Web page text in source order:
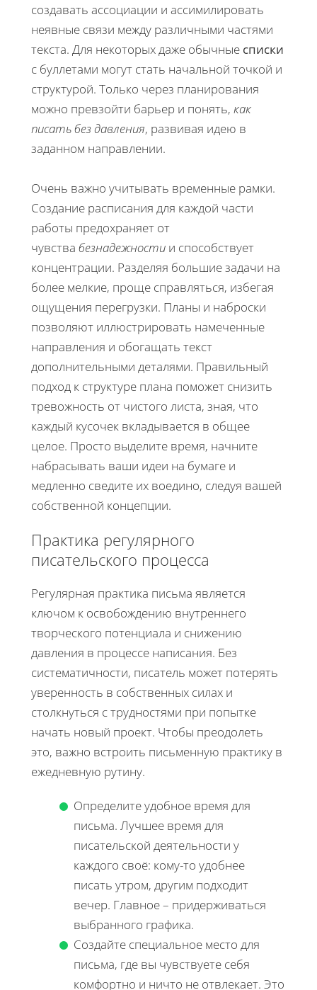
создавать ассоциации и ассимилировать
неявные связи между различными частями
текста. Для некоторых даже обычные списки
с буллетами могут стать начальной точкой и
структурой. Только через планирования
можно превзойти барьер и понять, как
писать без давления, развивая идею в
заданном направлении.
Очень важно учитывать временные рамки.
Создание расписания для каждой части
работы предохраняет от
чувства безнадежности и способствует
концентрации. Разделяя большие задачи на
более мелкие, проще справляться, избегая
ощущения перегрузки. Планы и наброски
позволяют иллюстрировать намеченные
направления и обогащать текст
дополнительными деталями. Правильный
подход к структуре плана поможет снизить
тревожность от чистого листа, зная, что
каждый кусочек вкладывается в общее
целое. Просто выделите время, начните
набрасывать ваши идеи на бумаге и
медленно сведите их воедино, следуя вашей
собственной концепции.
Практика регулярного
писательского процесса
Регулярная практика письма является
ключом к освобождению внутреннего
творческого потенциала и снижению
давления в процессе написания. Без
систематичности, писатель может потерять
уверенность в собственных силах и
столкнуться с трудностями при попытке
начать новый проект. Чтобы преодолеть
это, важно встроить письменную практику в
ежедневную рутину.
Определите удобное время для
письма. Лучшее время для
писательской деятельности у
каждого своё: кому-то удобнее
писать утром, другим подходит
вечер. Главное – придерживаться
выбранного графика.
Создайте специальное место для
письма, где вы чувствуете себя
комфортно и ничто не отвлекает. Это